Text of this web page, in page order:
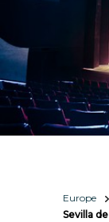
Europe
Sevilla